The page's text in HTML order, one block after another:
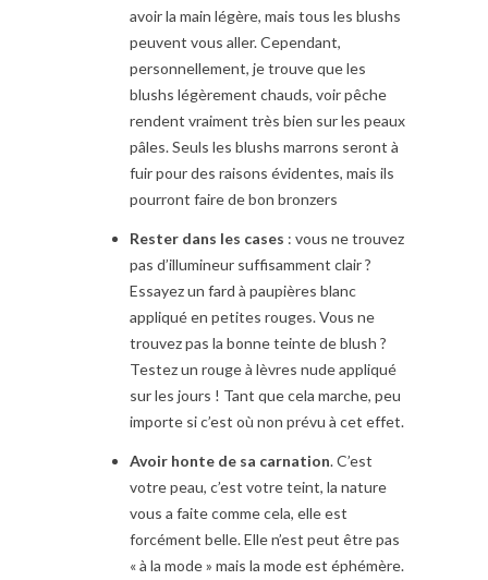
avoir la main légère, mais tous les blushs
peuvent vous aller. Cependant,
personnellement, je trouve que les
blushs légèrement chauds, voir pêche
rendent vraiment très bien sur les peaux
pâles. Seuls les blushs marrons seront à
fuir pour des raisons évidentes, mais ils
pourront faire de bon bronzers
Rester dans les cases : vous ne trouvez
pas d’illumineur suffisamment clair ?
Essayez un fard à paupières blanc
appliqué en petites rouges. Vous ne
trouvez pas la bonne teinte de blush ?
Testez un rouge à lèvres nude appliqué
sur les jours ! Tant que cela marche, peu
importe si c’est où non prévu à cet effet.
Avoir honte de sa carnation. C’est
votre peau, c’est votre teint, la nature
vous a faite comme cela, elle est
forcément belle. Elle n’est peut être pas
« à la mode » mais la mode est éphémère.